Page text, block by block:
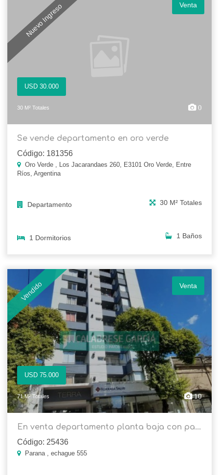
Nuevo Ingreso Venta
USD 30.000
30 M² Totales 0
Se vende departamento en oro verde
Código: 181356
Oro Verde , Los Jacarandaes 260, E3101 Oro Verde, Entre
Ríos, Argentina
Departamento 30 M² Totales
1 Dormitorios 1 Baños
Vendido Venta
USD 75.000
71 M² Totales 10
En venta departamento planta baja con pa...
Código: 25436
Parana , echague 555